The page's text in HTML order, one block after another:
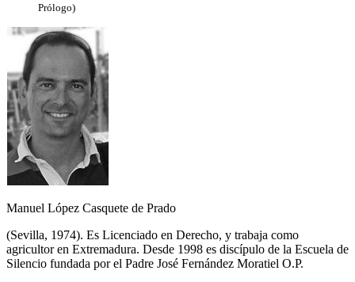
Prólogo)
Manuel López Casquete de Prado
(Sevilla, 1974). Es Licenciado en Derecho, y trabaja como
agricultor en Extremadura. Desde 1998 es discípulo de la Escuela de
Silencio fundada por el Padre José Fernández Moratiel O.P.